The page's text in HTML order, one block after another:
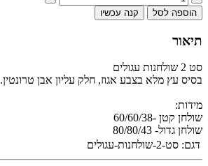
הוספה לסל קנה עכשיו
תיאור
סט 2 שולחנות עגולים
בסיס עץ מלא בצבע אגוז, חלק עליון אבן טרונטין.
מידות:
שולחן קטן -60/60/38
שולחן גדול- 80/80/43
דגם: סט-2-שולחנות-עגולים